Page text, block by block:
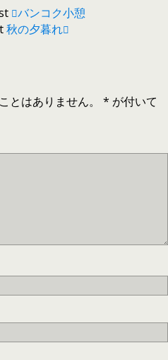
バンコク小憩
秋の夕暮れ
とはありません。 * が付いて